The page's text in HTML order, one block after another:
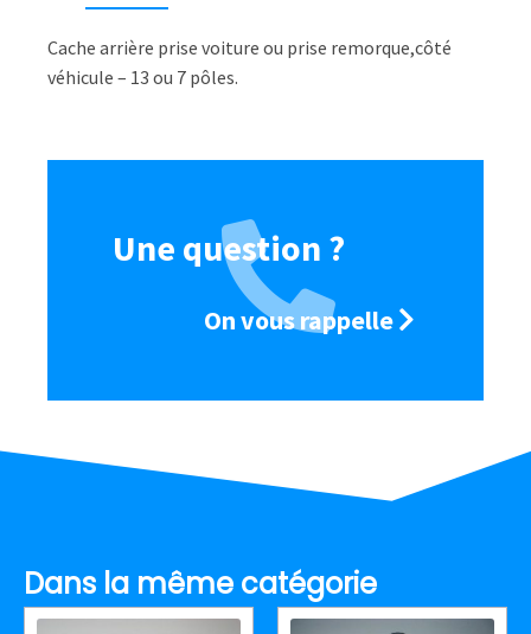
Cache arrière prise voiture ou prise remorque,côté
véhicule – 13 ou 7 pôles.
Une question ?
On vous rappelle
Dans la même catégorie